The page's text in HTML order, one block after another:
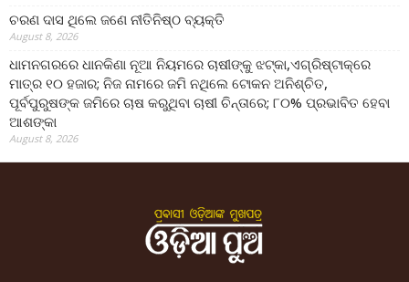
ଚରଣ ଦାସ ଥିଲେ ଜଣେ ନୀତିନିଷ୍ଠ ବ୍ୟକ୍ତି
August 8, 2026
ଧାମନଗରରେ ଧାନକିଣା ନୂଆ ନିୟମରେ ଚାଷୀଙ୍କୁ ଝଟ୍‌କା,ଏଗ୍ରିଷ୍ଟାକ୍‌ରେ
ମାତ୍ର ୧୦ ହଜାର; ନିଜ ନାମରେ ଜମି ନଥିଲେ ଟୋକନ ଅନିଶ୍ଚିତ,
ପୂର୍ବପୁରୁଷଙ୍କ ଜମିରେ ଚାଷ କରୁଥିବା ଚାଷୀ ଚିନ୍ତାରେ; ୮୦% ପ୍ରଭାବିତ ହେବା
ଆଶଙ୍କା
August 8, 2026